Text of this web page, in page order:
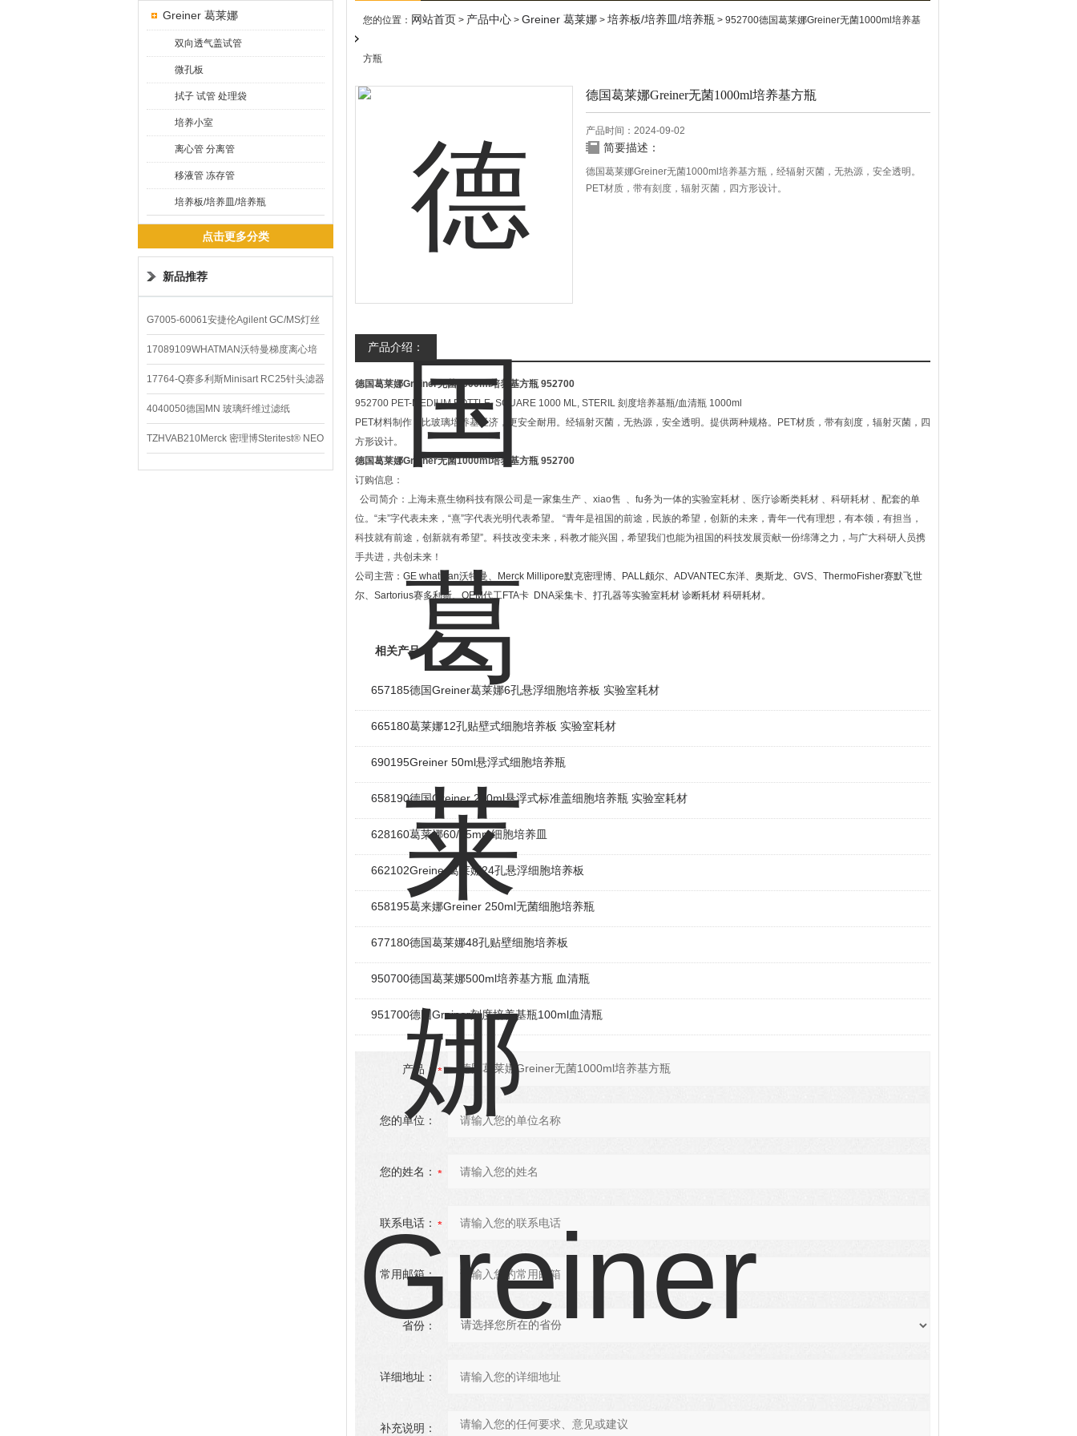
Greiner 葛莱娜
双向透气盖试管
微孔板
拭子 试管 处理袋
培养小室
离心管 分离管
移液管 冻存管
培养板/培养皿/培养瓶
点击更多分类
新品推荐
G7005-60061安捷伦Agilent GC/MS灯丝
配件
17089109WHATMAN沃特曼梯度离心培
养基
17764-Q赛多利斯Minisart RC25针头滤器
4040050德国MN 玻璃纤维过滤纸
TZHVAB210Merck 密理博Steritest® NEO
设备
您的位置： 网站首页 > 产品中心 > Greiner 葛莱娜 > 培养板/培养皿/培养瓶 > 952700德国葛莱娜Greiner无菌1000ml培养基
方瓶
德国葛莱娜Greiner无菌1000ml培养基方瓶
产品时间：2024-09-02
简要描述：
德国葛莱娜Greiner无菌1000ml培养基方瓶，经辐射灭菌，无热源，安全透明。
PET材质，带有刻度，辐射灭菌，四方形设计。
产品介绍：
德国葛莱娜Greiner无菌1000ml培养基方瓶 952700
952700 PET-MEDIUM BOTTLE, SQUARE 1000 ML, STERIL 刻度培养基瓶/血清瓶 1000ml
PET材料制作，比玻璃培养基经济，更安全耐用。经辐射灭菌，无热源，安全透明。提供两种规格。PET材质，带有刻度，辐射灭菌，四
方形设计。
德国葛莱娜Greiner无菌1000ml培养基方瓶 952700
订购信息：
公司简介：上海未熹生物科技有限公司是一家集生产 、 xiao售 、 fu务为一体的实验室耗材 、医疗诊断类耗材 、科研耗材 、配套的单
位。 “未”字代表未来， “熹”字代表光明代表希望。 “青年是祖国的前途，民族的希望，创新的未来，青年一代有理想，有本领，有担当，
科技就有前途，创新就有希望”。科技改变未来，科教才能兴国，希望我们也能为祖国的科技发展贡献一份绵薄之力，与广大科研人员携
手共进，共创未来！
公司主营： GE whatman沃特曼、 Merck Millipore默克密理博、 PALL颇尔、 ADVANTEC东洋、奥斯龙、 GVS、 ThermoFisher赛默飞世
尔、 Sartorius赛多利斯、OEM代工FTA卡 DNA采集卡、打孔器等实验室耗材 诊断耗材 科研耗材。
相关产品
657185德国Greiner葛莱娜6孔悬浮细胞培养板 实验室耗材
665180葛莱娜12孔贴壁式细胞培养板 实验室耗材
690195Greiner 50ml悬浮式细胞培养瓶
658190德国Greiner 250ml悬浮式标准盖细胞培养瓶 实验室耗材
628160葛莱娜60/15mm细胞培养皿
662102Greiner葛莱娜24孔悬浮细胞培养板
658195葛来娜Greiner 250ml无菌细胞培养瓶
677180德国葛莱娜48孔贴壁细胞培养板
950700德国葛莱娜500ml培养基方瓶 血清瓶
951700德国Greiner刻度培养基瓶100ml血清瓶
产品：
您的单位：
您的姓名：
联系电话：
常用邮箱：
省份：
详细地址：
补充说明：